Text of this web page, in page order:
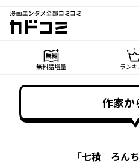
漫画エンタメ全部コミコミ
カドコミ
無料話増量 ラン
作家か
「七積 ろんち